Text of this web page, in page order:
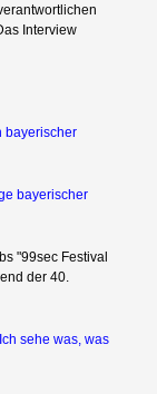
Interview
bayerischer
bayerischer
"99sec Festival
der 40.
sehe was, was